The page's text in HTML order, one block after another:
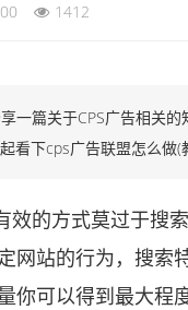
1412
一篇关于CPS广告相关
看下cps广告联盟怎么做(
的方式莫过于搜
网站的行为，搜索
你可以得到最大程